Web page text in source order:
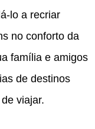
lo a recriar
no conforto da
família e amigos
de destinos
viajar.